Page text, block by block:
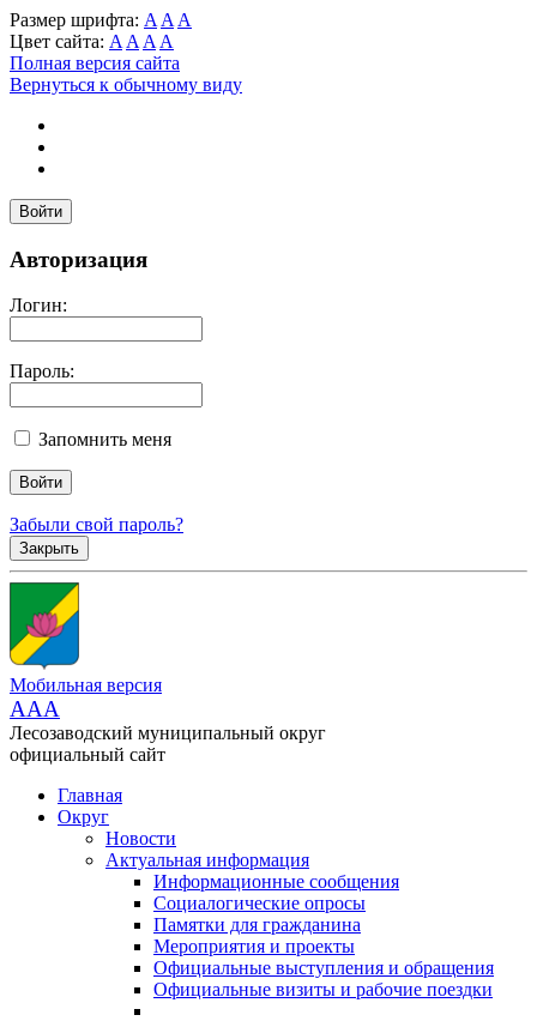
Размер шрифта: A A A
Цвет сайта: A A A A
Полная версия сайта
Вернуться к обычному виду
Войти
Авторизация
Логин:
Пароль:
Запомнить меня
Забыли свой пароль?
Закрыть
Мобильная версия
AAA
Лесозаводский муниципальный округ
официальный сайт
Главная
Округ
Новости
Актуальная информация
Информационные сообщения
Социалогические опросы
Памятки для гражданина
Мероприятия и проекты
Официальные выступления и обращения
Официальные визиты и рабочие поездки